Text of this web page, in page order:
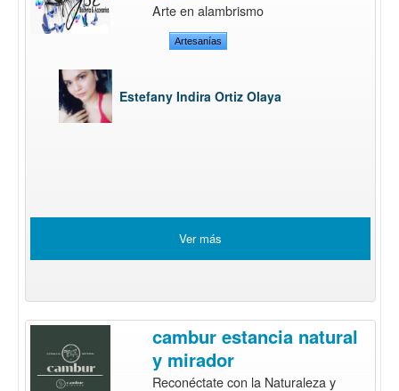
Arte en alambrismo
Artesanías
Estefany Indira Ortiz Olaya
Ver más
cambur estancia natural
y mirador
Reconéctate con la Naturaleza y